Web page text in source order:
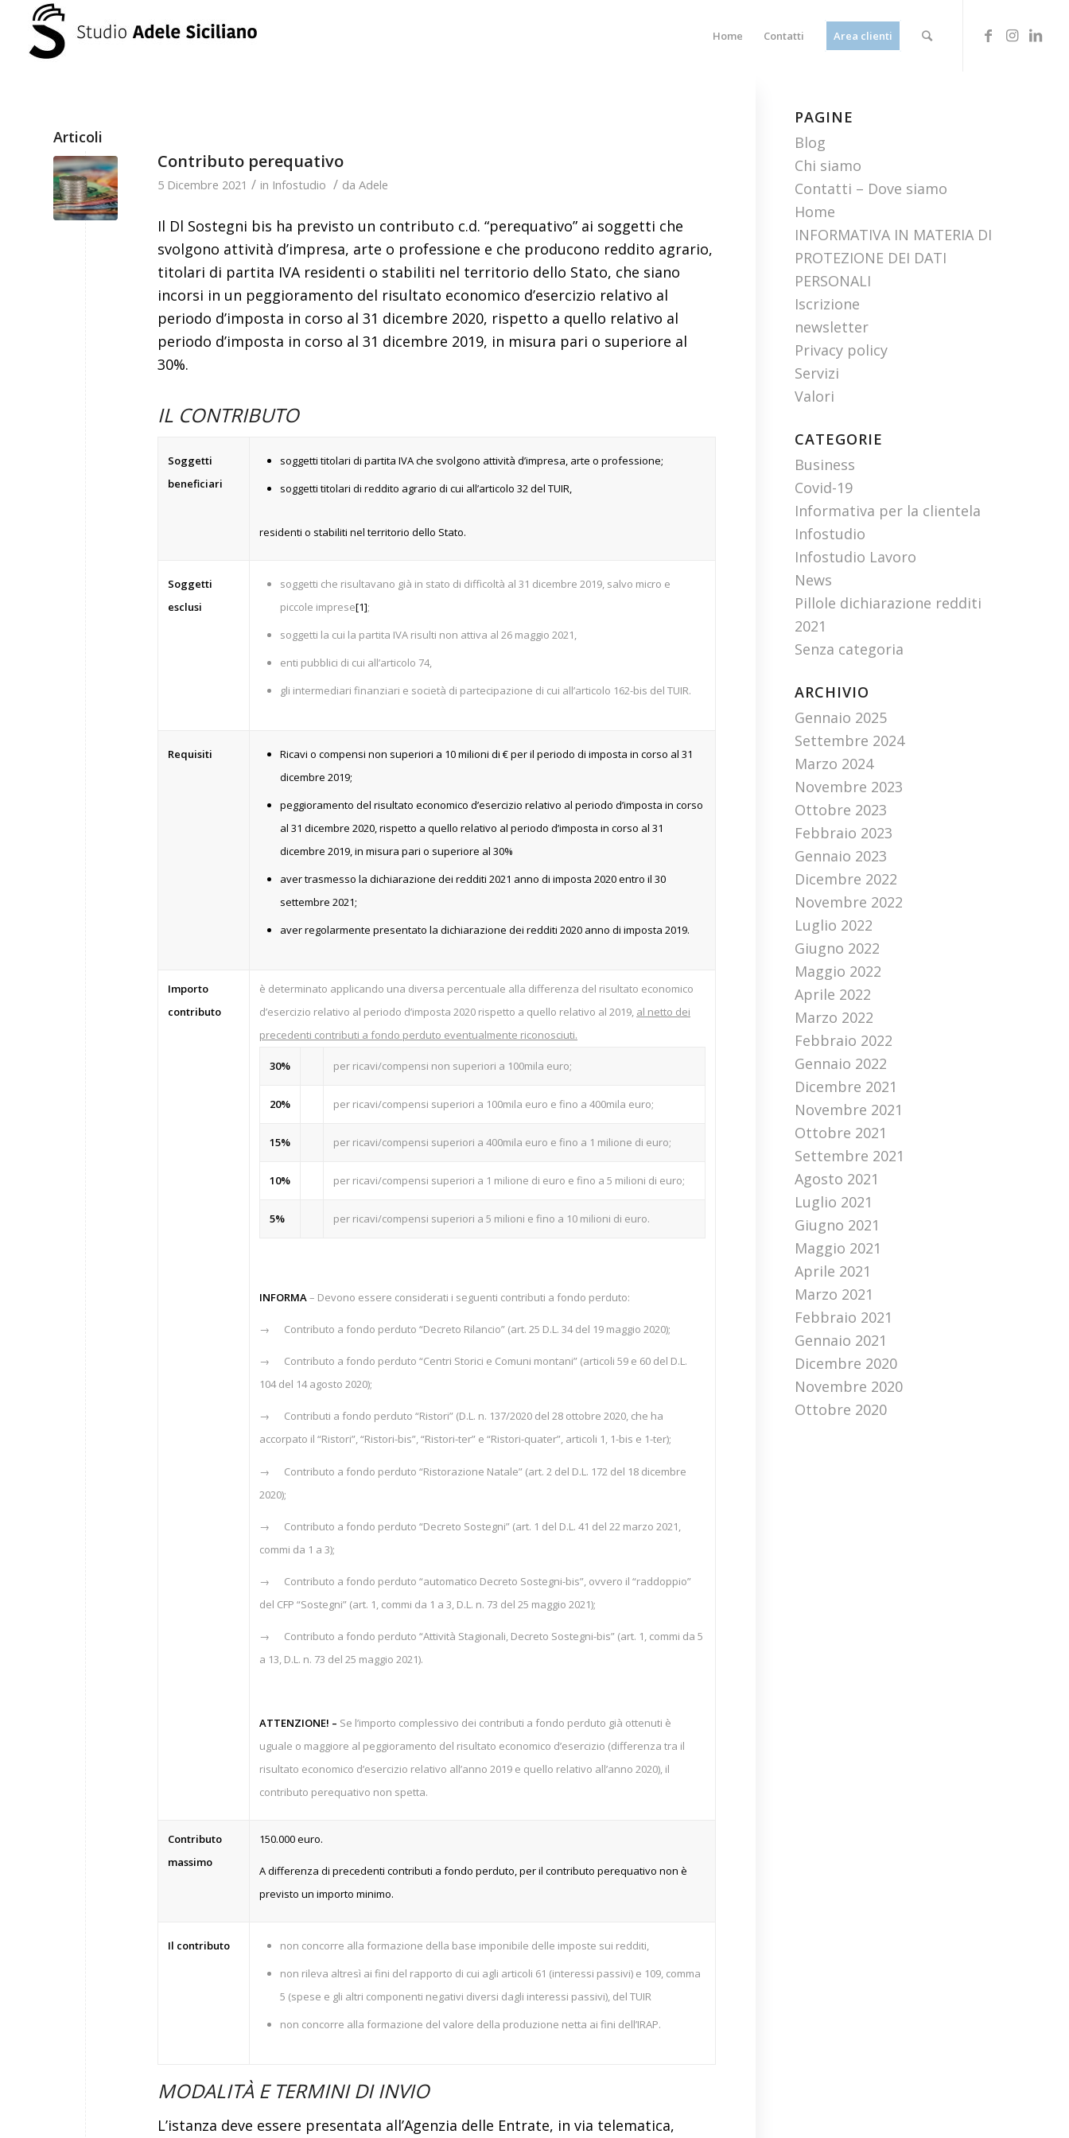
Home Contatti Area clienti
Articoli
Contributo perequativo
5 Dicembre 2021 / in Infostudio / da Adele
Il Dl Sostegni bis ha previsto un contributo c.d. “perequativo” ai soggetti che
svolgono attività d’impresa, arte o professione e che producono reddito agrario,
titolari di partita IVA residenti o stabiliti nel territorio dello Stato, che siano
incorsi in un peggioramento del risultato economico d’esercizio relativo al
periodo d’imposta in corso al 31 dicembre 2020, rispetto a quello relativo al
periodo d’imposta in corso al 31 dicembre 2019, in misura pari o superiore al
30%.
IL CONTRIBUTO
Soggetti
beneficiari
soggetti titolari di partita IVA che svolgono attività d’impresa, arte o professione;
soggetti titolari di reddito agrario di cui all’articolo 32 del TUIR,
residenti o stabiliti nel territorio dello Stato.
Soggetti
esclusi
soggetti che risultavano già in stato di difficoltà al 31 dicembre 2019, salvo micro e
piccole imprese[1];
soggetti la cui la partita IVA risulti non attiva al 26 maggio 2021,
enti pubblici di cui all’articolo 74,
gli intermediari finanziari e società di partecipazione di cui all’articolo 162-bis del TUIR.
Requisiti
Ricavi o compensi non superiori a 10 milioni di € per il periodo di imposta in corso al 31
dicembre 2019;
peggioramento del risultato economico d’esercizio relativo al periodo d’imposta in corso
al 31 dicembre 2020, rispetto a quello relativo al periodo d’imposta in corso al 31
dicembre 2019, in misura pari o superiore al 30%
aver trasmesso la dichiarazione dei redditi 2021 anno di imposta 2020 entro il 30
settembre 2021;
aver regolarmente presentato la dichiarazione dei redditi 2020 anno di imposta 2019.
Importo
contributo
è determinato applicando una diversa percentuale alla differenza del risultato economico
d’esercizio relativo al periodo d’imposta 2020 rispetto a quello relativo al 2019, al netto dei
precedenti contributi a fondo perduto eventualmente riconosciuti.
30% per ricavi/compensi non superiori a 100mila euro;
20% per ricavi/compensi superiori a 100mila euro e fino a 400mila euro;
15% per ricavi/compensi superiori a 400mila euro e fino a 1 milione di euro;
10% per ricavi/compensi superiori a 1 milione di euro e fino a 5 milioni di euro;
5% per ricavi/compensi superiori a 5 milioni e fino a 10 milioni di euro.
INFORMA– Devono essere considerati i seguenti contributi a fondo perduto:
→ Contributo a fondo perduto “Decreto Rilancio” (art. 25 D.L. 34 del 19 maggio 2020);
→ Contributo a fondo perduto “Centri Storici e Comuni montani” (articoli 59 e 60 del D.L.
104 del 14 agosto 2020);
→ Contributi a fondo perduto “Ristori” (D.L. n. 137/2020 del 28 ottobre 2020, che ha
accorpato il “Ristori”, “Ristori-bis”, “Ristori-ter” e “Ristori-quater”, articoli 1, 1-bis e 1-ter);
→ Contributo a fondo perduto “Ristorazione Natale” (art. 2 del D.L. 172 del 18 dicembre
2020);
→ Contributo a fondo perduto “Decreto Sostegni” (art. 1 del D.L. 41 del 22 marzo 2021,
commi da 1 a 3);
→ Contributo a fondo perduto “automatico Decreto Sostegni-bis”, ovvero il “raddoppio”
del CFP “Sostegni” (art. 1, commi da 1 a 3, D.L. n. 73 del 25 maggio 2021);
→ Contributo a fondo perduto “Attività Stagionali, Decreto Sostegni-bis” (art. 1, commi da 5
a 13, D.L. n. 73 del 25 maggio 2021).
ATTENZIONE! – Se l’importo complessivo dei contributi a fondo perduto già ottenuti è
uguale o maggiore al peggioramento del risultato economico d’esercizio (differenza tra il
risultato economico d’esercizio relativo all’anno 2019 e quello relativo all’anno 2020), il
contributo perequativo non spetta.
Contributo
massimo
150.000 euro.
A differenza di precedenti contributi a fondo perduto, per il contributo perequativo non è
previsto un importo minimo.
Il contributo
non concorre alla formazione della base imponibile delle imposte sui redditi,
non rileva altresì ai fini del rapporto di cui agli articoli 61 (interessi passivi) e 109, comma
5 (spese e gli altri componenti negativi diversi dagli interessi passivi), del TUIR
non concorre alla formazione del valore della produzione netta ai fini dell’IRAP.
MODALITÀ E TERMINI DI INVIO
L’istanza deve essere presentata all’Agenzia delle Entrate, in via telematica,
PAGINE
Blog
Chi siamo
Contatti – Dove siamo
Home
INFORMATIVA IN MATERIA DI
PROTEZIONE DEI DATI
PERSONALI
Iscrizione
newsletter
Privacy policy
Servizi
Valori
CATEGORIE
Business
Covid-19
Informativa per la clientela
Infostudio
Infostudio Lavoro
News
Pillole dichiarazione redditi
2021
Senza categoria
ARCHIVIO
Gennaio 2025
Settembre 2024
Marzo 2024
Novembre 2023
Ottobre 2023
Febbraio 2023
Gennaio 2023
Dicembre 2022
Novembre 2022
Luglio 2022
Giugno 2022
Maggio 2022
Aprile 2022
Marzo 2022
Febbraio 2022
Gennaio 2022
Dicembre 2021
Novembre 2021
Ottobre 2021
Settembre 2021
Agosto 2021
Luglio 2021
Giugno 2021
Maggio 2021
Aprile 2021
Marzo 2021
Febbraio 2021
Gennaio 2021
Dicembre 2020
Novembre 2020
Ottobre 2020